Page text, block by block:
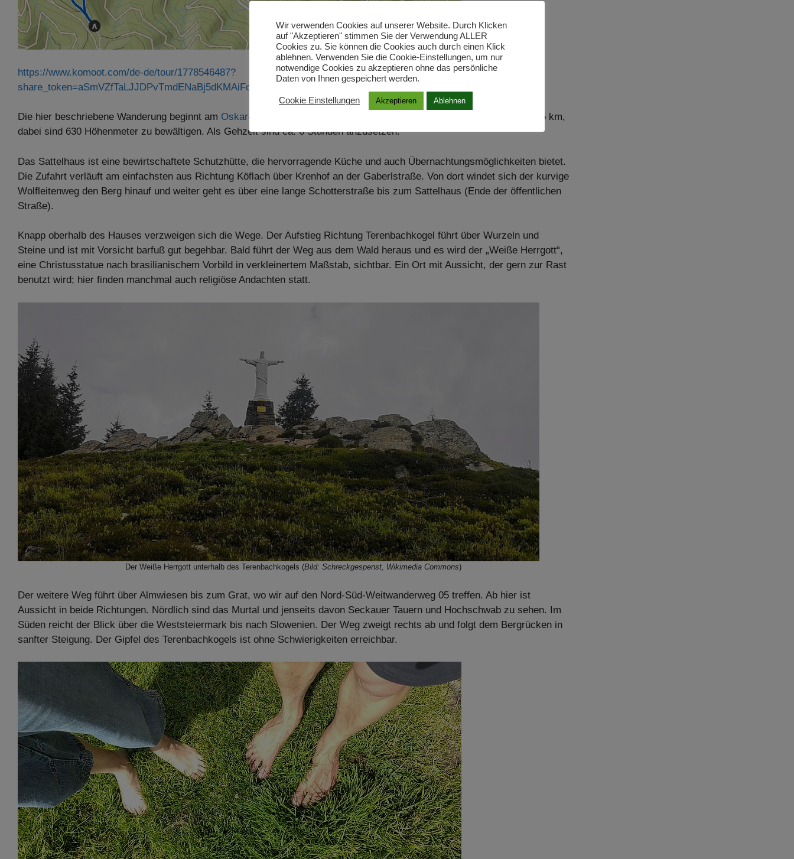
https://www.komoot.com/de-de/tour/1778546487?
share_token=aSmVZfTaLJJDPvTmdENaBj5dKMAiFoYiU5jOklyixo9Z555dps&ref=wtd
Die hier beschriebene Wanderung beginnt am Oskar-Schauer-Sattelhaus
auf 1409 m. Die Wegstrecke ist etwas über 15 km,
dabei sind 630 Höhenmeter zu bewältigen. Als Gehzeit sind ca. 6 Stunden anzusetzen.
Das Sattelhaus ist eine bewirtschaftete Schutzhütte, die hervorragende Küche und auch Übernachtungsmöglichkeiten bietet.
Die Zufahrt verläuft am einfachsten aus Richtung Köflach über Krenhof an der Gaberlstraße. Von dort windet sich der kurvige
Wolfleitenweg den Berg hinauf und weiter geht es über eine lange Schotterstraße bis zum Sattelhaus (Ende der öffentlichen
Straße).
Knapp oberhalb des Hauses verzweigen sich die Wege. Der Aufstieg Richtung Terenbachkogel führt über Wurzeln und
Steine und ist mit Vorsicht barfuß gut begehbar. Bald führt der Weg aus dem Wald heraus und es wird der „Weiße Herrgott“,
eine Christusstatue nach brasilianischem Vorbild in verkleinertem Maßstab, sichtbar. Ein Ort mit Aussicht, der gern zur Rast
benutzt wird; hier finden manchmal auch religiöse Andachten statt.
Der Weiße Herrgott unterhalb des Terenbachkogels (Bild: Schreckgespenst, Wikimedia Commons)
Der weitere Weg führt über Almwiesen bis zum Grat, wo wir auf den Nord-Süd-Weitwanderweg 05 treffen. Ab hier ist
Aussicht in beide Richtungen. Nördlich sind das Murtal und jenseits davon Seckauer Tauern und Hochschwab zu sehen. Im
Süden reicht der Blick über die Weststeiermark bis nach Slowenien. Der Weg zweigt rechts ab und folgt dem Bergrücken in
sanfter Steigung. Der Gipfel des Terenbachkogels ist ohne Schwierigkeiten erreichbar.
Wir verwenden Cookies auf unserer Website. Durch Klicken
auf "Akzeptieren" stimmen Sie der Verwendung ALLER
Cookies zu. Sie können die Cookies auch durch einen Klick
ablehnen. Verwenden Sie die Cookie-Einstellungen, um nur
notwendige Cookies zu akzeptieren ohne das persönliche
Daten von Ihnen gespeichert werden.
Cookie Einstellungen Akzeptieren Ablehnen